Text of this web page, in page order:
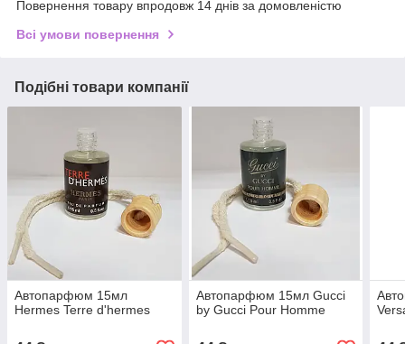
Повернення товару впродовж 14 днів за домовленістю
Всі умови повернення
Подібні товари компанії
Автопарфюм 15мл
Hermes Terre d'hermes
Автопарфюм 15мл Gucci
by Gucci Pour Homme